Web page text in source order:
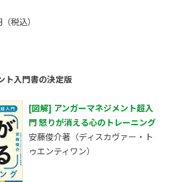
税込）
ト入門書の決定版
[図解] アンガーマネジメント超入
門 怒りが消える心のトレーニング
安藤俊介著（ディスカヴァー・ト
ゥエンティワン）